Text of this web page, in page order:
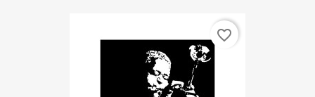
favorite_border